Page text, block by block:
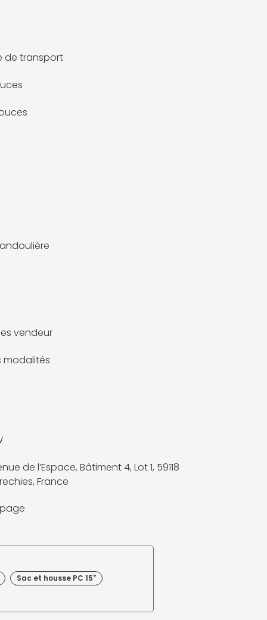
de transport
vendeur
modalités
de l’Espace, Bâtiment 4, Lot 1, 59118
France
Sac et housse PC 15"